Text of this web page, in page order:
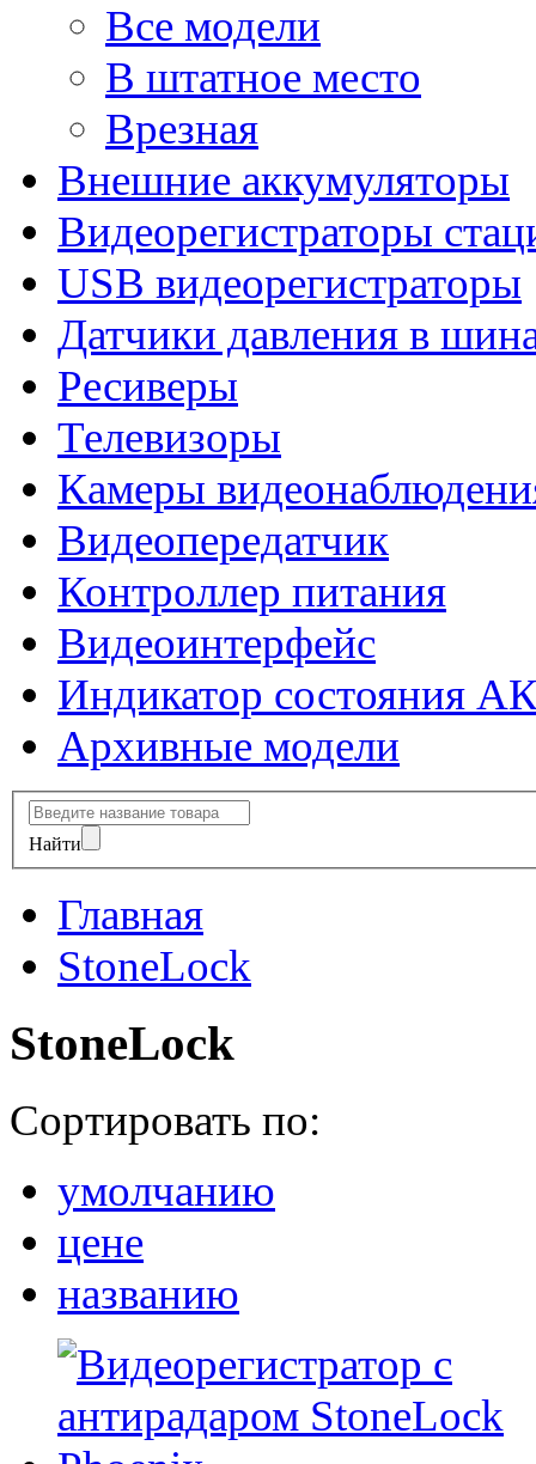
Все модели
В штатное место
Врезная
Внешние аккумуляторы
Видеорегистраторы
USB видеорегистраторы
Датчики давления в
Ресиверы
Телевизоры
Камеры
Видеопередатчик
Контроллер питания
Видеоинтерфейс
Индикатор состояния
Архивные модели
Найти
Главная
StoneLock
StoneLock
Сортировать по:
умолчанию
цене
названию